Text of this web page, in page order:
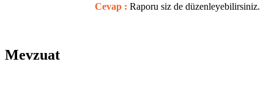
Cevap : Raporu siz de düzenleyebilirsiniz.
Mevzuat